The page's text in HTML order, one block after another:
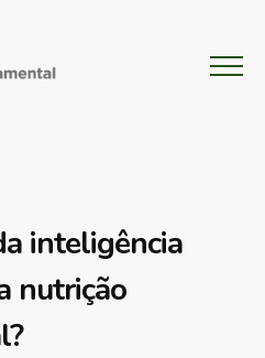
inteligência
nutrição